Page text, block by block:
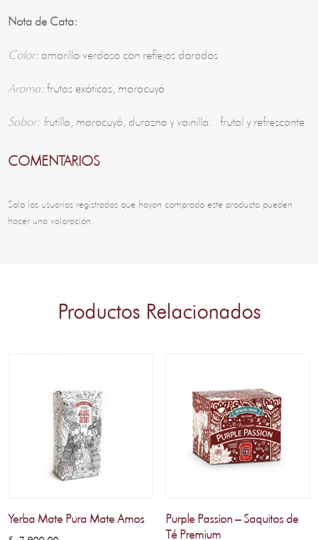
Nota de Cata:
Color: amarillo verdoso con reflejos dorados
Aroma: frutas exóticas, maracuyá
Sabor: frutilla, maracuyá, durazno y vainilla. frutal y refrescante
COMENTARIOS
Solo los usuarios registrados que hayan comprado este producto pueden
hacer una valoración.
Productos Relacionados
Yerba Mate Pura Mate Amos
Purple Passion – Saquitos de
Té Premium